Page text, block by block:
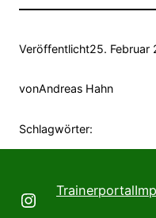
Veröffentlicht25. Februar
vonAndreas Hahn
Schlagwörter:
Instagram
Trainerportal